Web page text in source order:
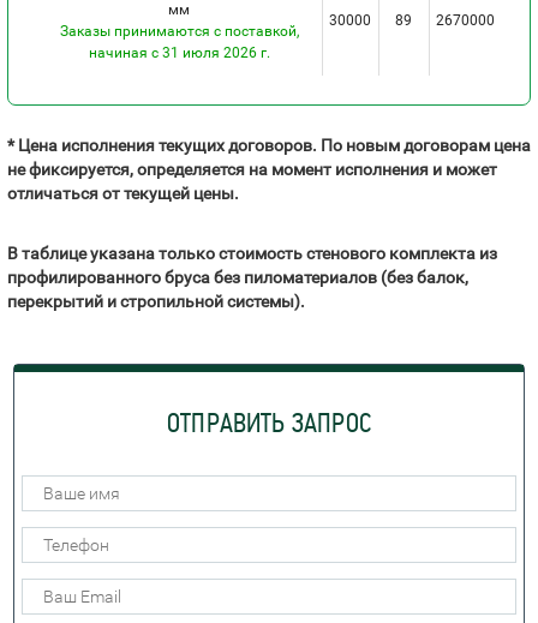
мм
Заказы принимаются с поставкой,
начиная с 31 июля 2026 г.
30000 89 2670000
* Цена исполнения текущих договоров. По новым договорам цена
не фиксируется, определяется на момент исполнения и может
отличаться от текущей цены.
В таблице указана только стоимость стенового комплекта из
профилированного бруса без пиломатериалов (без балок,
перекрытий и стропильной системы).
ОТПРАВИТЬ ЗАПРОС